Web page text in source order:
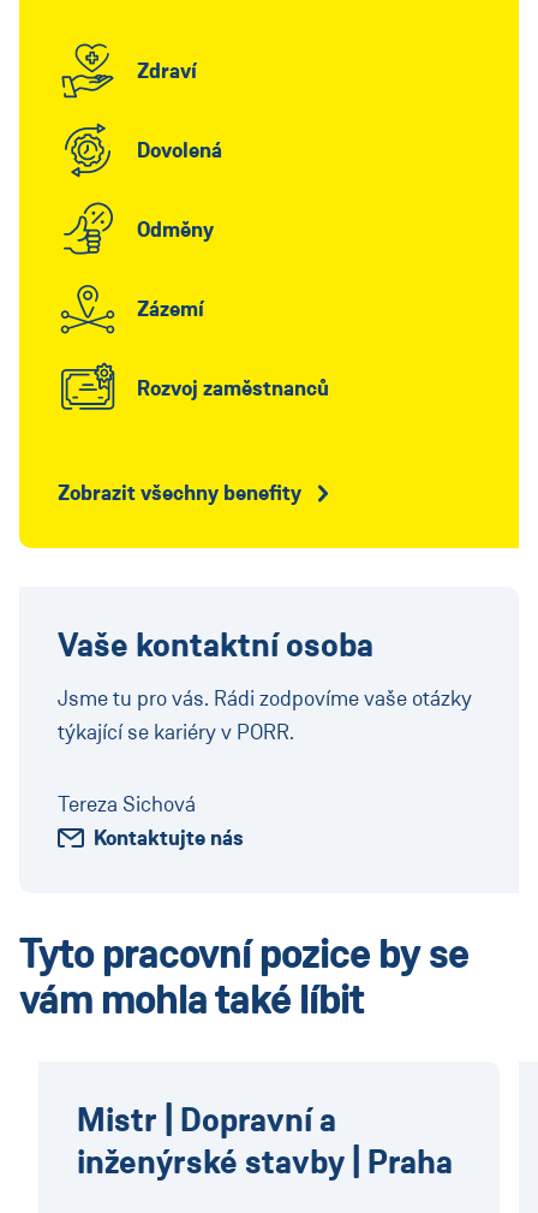
Zdraví
Dovolená
Odměny
Zázemí
Rozvoj zaměstnanců
Zobrazit všechny benefity
Vaše kontaktní osoba
Jsme tu pro vás. Rádi zodpovíme vaše otázky
týkající se kariéry v PORR.
Tereza Sichová
Kontaktujte nás
Tyto pracovní pozice by se
vám mohla také líbit
Mistr | Dopravní a
inženýrské stavby | Praha